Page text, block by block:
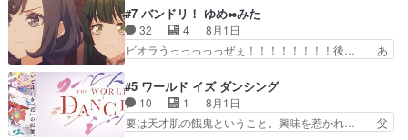
過去には同情の言葉しか…シ… 奥様に悲しい過
去…萌え袖が可愛いね、と思… ドレゲネとシタ
ラ、2人だけの同盟が結成さ…
とメスってて何この可愛い生物。クラス… 付き合
い始めたら始めたでまた違った悩みが… と一歩ず
つ踏み出す黒絵ちゃん微笑ま新汰の… ツインテー
ルが可愛いお茶目な妹ちゃんです… しかも過去も
らっしゃるからかしらお顔が… 黒絵「怪獣に憧れ
るのはいいけど自分自身が… 素の自分はどちらな
のかはまだ不明だが見せ…
#7 バンドリ！ ゆめ∞みた
32 4
8月1日
ビオラうっっっっっぜぇ！！！！！！！！後… あ
ラが悪魔すぎて気分が悪くなってきたこ… 声優ま
とめました(７話まで)仲町あられ/… ビオラの策略
がバッチリ嵌って最高wwwこ… 自信あれば評価
なんて気にしないし、充実し… ・バーチャルだけ
#5 ワールド イズ ダンシング
10 1
8月1日
要は天才肌の餓鬼ということ。興味を惹かれ… 父